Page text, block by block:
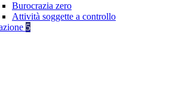
Burocrazia zero
Attività soggette a controllo
5